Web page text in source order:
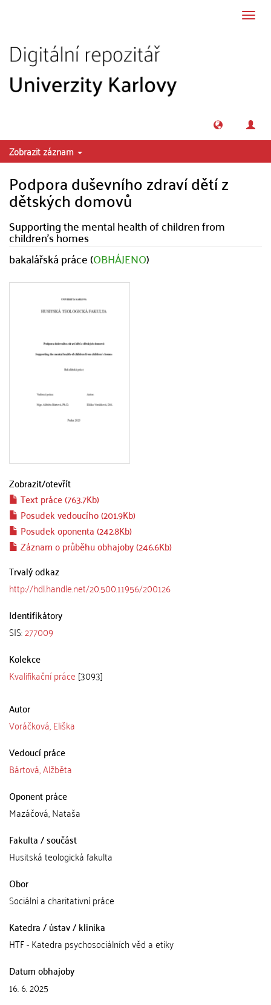
Zobrazit záznam
Podpora duševního zdraví dětí z
dětských domovů
Supporting the mental health of children from
children's homes
bakalářská práce (OBHÁJENO)
Zobrazit/otevřít
Text práce (763.7Kb)
Posudek vedoucího (201.9Kb)
Posudek oponenta (242.8Kb)
Záznam o průběhu obhajoby (246.6Kb)
Trvalý odkaz
http://hdl.handle.net/20.500.11956/200126
Identifikátory
SIS:277009
Kolekce
Kvalifikační práce [3093]
Autor
Voráčková, Eliška
Vedoucí práce
Bártová, Alžběta
Oponent práce
Mazáčová, Nataša
Fakulta / součást
Husitská teologická fakulta
Obor
Sociální a charitativní práce
Katedra / ústav / klinika
HTF - Katedra psychosociálních věd a etiky
Datum obhajoby
16. 6. 2025